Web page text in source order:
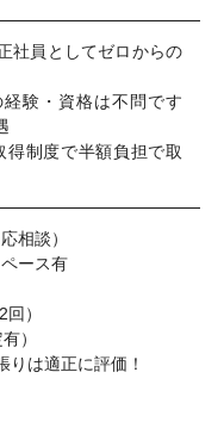
社員としてゼロからの
験・資格は不問です
得制度で半額負担で取
相談）
ース有
）
）
りは適正に評価！